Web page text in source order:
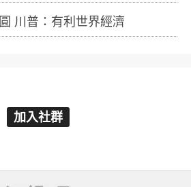
川普：有利世界經濟
加入社群